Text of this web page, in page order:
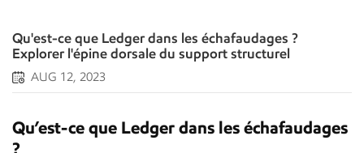
Qu'est-ce que Ledger dans les échafaudages ?
Explorer l'épine dorsale du support structurel
AUG 12, 2023
Qu’est-ce que Ledger dans les échafaudages